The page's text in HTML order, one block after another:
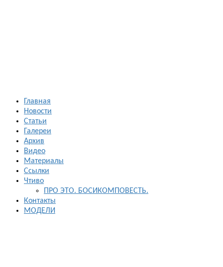
Главная
Новости
Статьи
Галереи
Архив
Видео
Материалы
Ссылки
Чтиво
ПРО ЭТО. БОСИКОМПОВЕСТЬ.
Контакты
МОДЕЛИ